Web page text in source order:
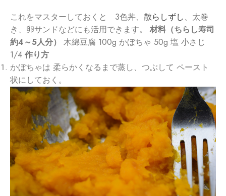
これをマスターしておくと 3色丼、 散らしずし、太巻
き、卵サンドなどにも活用できます。 材料 （ちらし寿司
約4～5人分）
木綿豆腐 100g かぼちゃ 50g 塩 小さじ
1/4 作り方
かぼちゃは 柔らかくなるまで蒸し、つぶして ペースト
状にしておく。